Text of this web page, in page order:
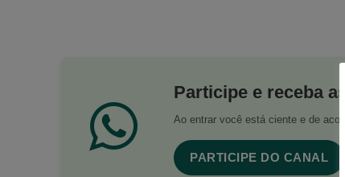
Participe e receba
Ao entrar você está ciente e de
PARTICIPE DO CANAL